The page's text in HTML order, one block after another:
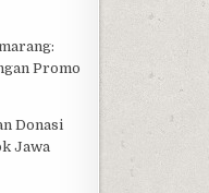
Promo
Donasi
Jawa